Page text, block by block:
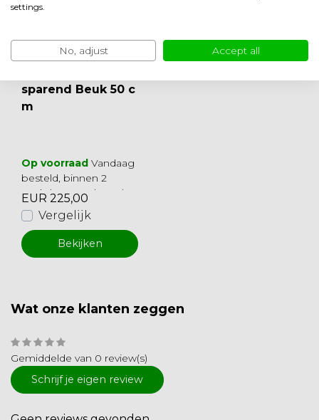
sparend Beuk 50 c
m
Op voorraad Vandaag
besteld, binnen 2
werkdagen geleverd
EUR 225,00
Vergelijk
Bekijken
Wat onze klanten zeggen
Gemiddelde van 0 review(s)
Schrijf je eigen review
settings.
No, adjust Accept all